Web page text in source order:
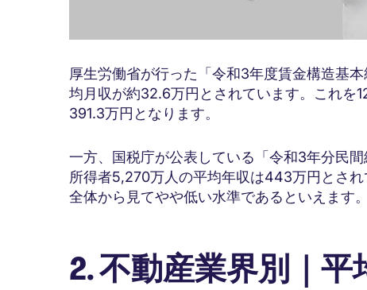
厚生労働省が行った「令和3年度賃金構造基
均月収が約32.6万円とされています。これを
391.3万円となります。
一方、国税庁が公表している「令和3年分民
所得者5,270万人の平均年収は443万円とさ
全体から見てやや低い水準であるといえます。
2. 不動産業界別｜